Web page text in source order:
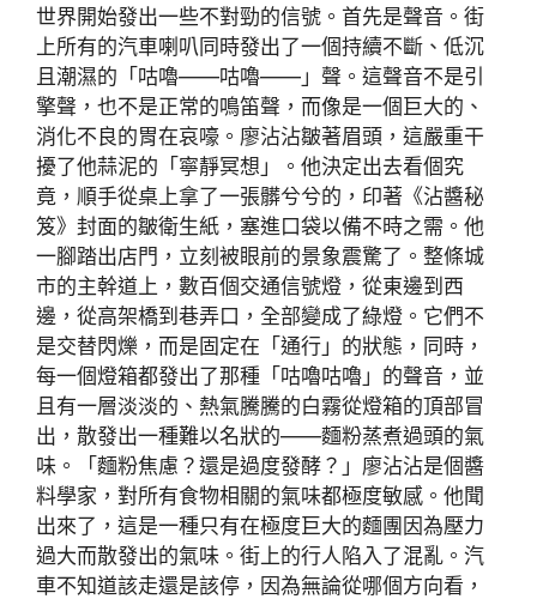
世界開始發出一些不對勁的信號。首先是聲音。街
上所有的汽車喇叭同時發出了一個持續不斷、低沉
且潮濕的「咕嚕——咕嚕——」聲。這聲音不是引
擎聲，也不是正常的鳴笛聲，而像是一個巨大的、
消化不良的胃在哀嚎。廖沾沾皺著眉頭，這嚴重干
擾了他蒜泥的「寧靜冥想」。他決定出去看個究
竟，順手從桌上拿了一張髒兮兮的，印著《沾醬秘
笈》封面的皺衛生紙，塞進口袋以備不時之需。他
一腳踏出店門，立刻被眼前的景象震驚了。整條城
市的主幹道上，數百個交通信號燈，從東邊到西
邊，從高架橋到巷弄口，全部變成了綠燈。它們不
是交替閃爍，而是固定在「通行」的狀態，同時，
每一個燈箱都發出了那種「咕嚕咕嚕」的聲音，並
且有一層淡淡的、熱氣騰騰的白霧從燈箱的頂部冒
出，散發出一種難以名狀的——麵粉蒸煮過頭的氣
味。「麵粉焦慮？還是過度發酵？」廖沾沾是個醬
料學家，對所有食物相關的氣味都極度敏感。他聞
出來了，這是一種只有在極度巨大的麵團因為壓力
過大而散發出的氣味。街上的行人陷入了混亂。汽
車不知道該走還是該停，因為無論從哪個方向看，